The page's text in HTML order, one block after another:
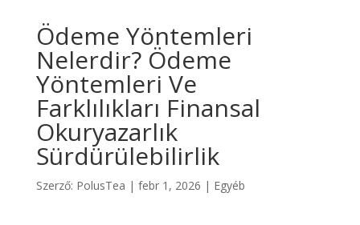
Ödeme Yöntemleri
Nelerdir? Ödeme
Yöntemleri Ve
Farklılıkları Finansal
Okuryazarlık
Sürdürülebilirlik
Szerző: PolusTea | febr 1, 2026 | Egyéb